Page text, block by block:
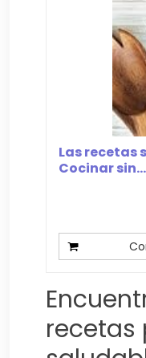
Las recetas
Cocinar sin...
recetas